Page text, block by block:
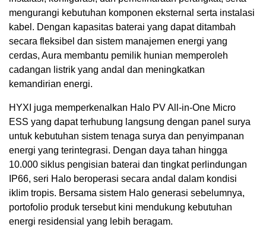
mengurangi kebutuhan komponen eksternal serta instalasi
kabel. Dengan kapasitas baterai yang dapat ditambah
secara fleksibel dan sistem manajemen energi yang
cerdas, Aura membantu pemilik hunian memperoleh
cadangan listrik yang andal dan meningkatkan
kemandirian energi.
HYXI juga memperkenalkan Halo PV All-in-One Micro
ESS yang dapat terhubung langsung dengan panel surya
untuk kebutuhan sistem tenaga surya dan penyimpanan
energi yang terintegrasi. Dengan daya tahan hingga
10.000 siklus pengisian baterai dan tingkat perlindungan
IP66, seri Halo beroperasi secara andal dalam kondisi
iklim tropis. Bersama sistem Halo generasi sebelumnya,
portofolio produk tersebut kini mendukung kebutuhan
energi residensial yang lebih beragam.